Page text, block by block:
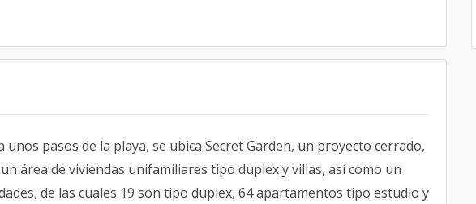
unos pasos de la playa, se ubica Secret Garden, un proyecto cerrado,
área de viviendas unifamiliares tipo duplex y villas, así como un
de las cuales 19 son tipo duplex, 64 apartamentos tipo estudio y